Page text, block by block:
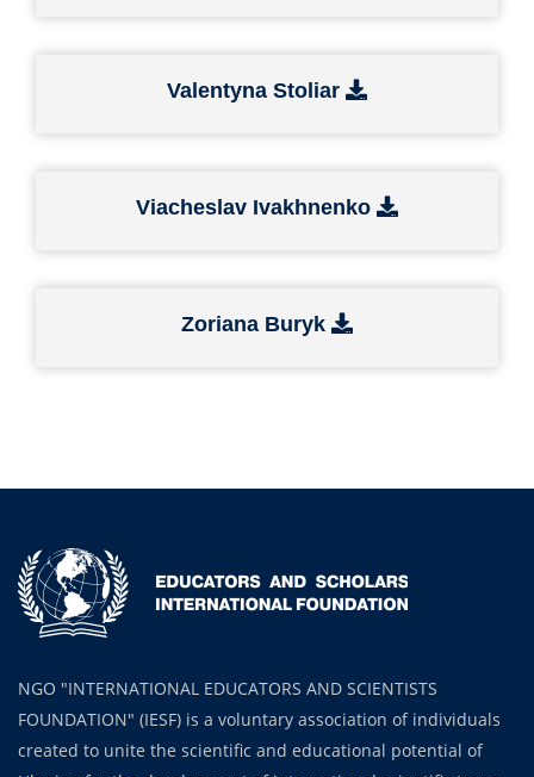
Valentyna Stoliar
Viacheslav Ivakhnenko
Zoriana Buryk
NGO "INTERNATIONAL EDUCATORS AND SCIENTISTS
FOUNDATION" (IESF) is a voluntary association of individuals
created to unite the scientific and educational potential of